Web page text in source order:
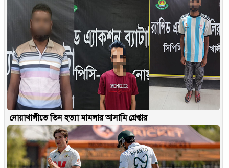
নোয়াখালীতে তিন হত্যা মামলার আসামি গ্রেপ্তার